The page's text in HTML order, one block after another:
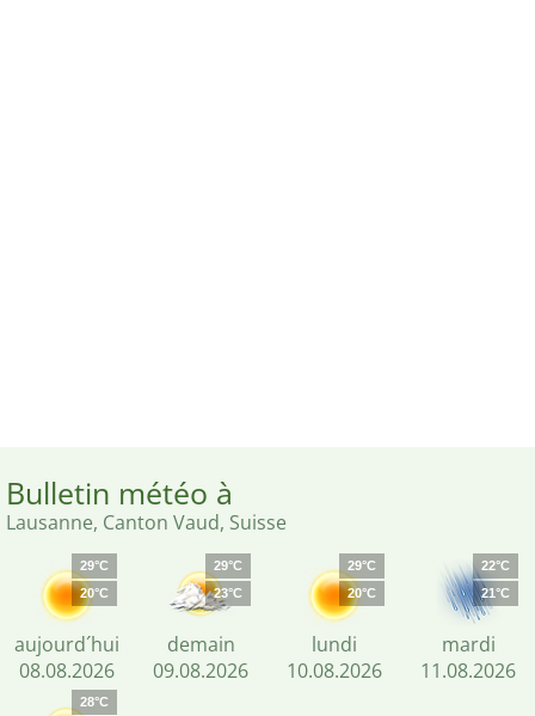
Bulletin météo à
Lausanne, Canton Vaud, Suisse
29°C
20°C
aujourd´hui
08.08.2026
29°C
23°C
demain
09.08.2026
29°C
20°C
lundi
10.08.2026
22°C
21°C
mardi
11.08.2026
28°C